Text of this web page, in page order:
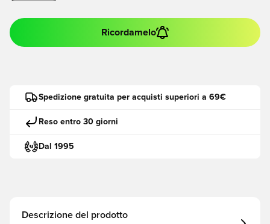
Ricordamelo
Spedizione gratuita per acquisti superiori a 69€
Reso entro 30 giorni
Dal 1995
Descrizione del prodotto